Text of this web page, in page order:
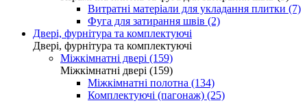
Витратні матеріали для укладання плитки (7)
Фуга для затирання швів (2)
Двері, фурнітура та комплектуючі
Двері, фурнітура та комплектуючі
Міжкімнатні двері (159)
Міжкімнатні двері (159)
Міжкімнатні полотна (134)
Комплектуючі (пагонаж) (25)